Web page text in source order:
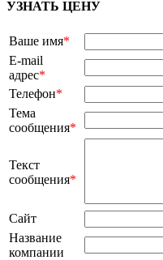
УЗНАТЬ ЦЕНУ
Ваше имя*
E-mail
адрес*
Телефон*
Тема
сообщения*
Текст
сообщения*
Сайт
Название
компании